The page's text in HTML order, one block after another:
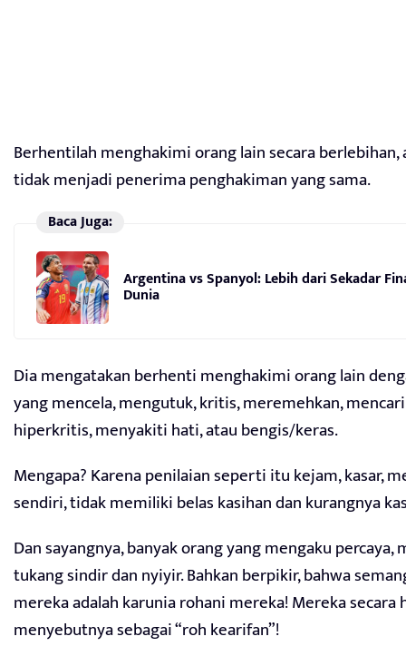
Berhentilah menghakimi orang lain secara berlebihan,
tidak menjadi penerima penghakiman yang sama.
Baca Juga:
Argentina vs Spanyol: Lebih dari Sekadar
Dunia
Dia mengatakan berhenti menghakimi orang lain
yang mencela, mengutuk, kritis, meremehkan,
hiperkritis, menyakiti hati, atau bengis/keras.
Mengapa? Karena penilaian seperti itu kejam, kasar,
sendiri, tidak memiliki belas kasihan dan kurangnya
Dan sayangnya, banyak orang yang mengaku percaya,
tukang sindir dan nyiyir. Bahkan berpikir, bahwa
mereka adalah karunia rohani mereka! Mereka secara
menyebutnya sebagai “roh kearifan”!